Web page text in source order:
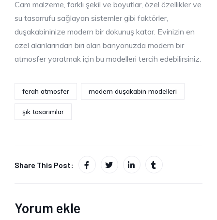
Cam malzeme, farklı şekil ve boyutlar, özel özellikler ve
su tasarrufu sağlayan sistemler gibi faktörler,
duşakabininize modern bir dokunuş katar. Evinizin en
özel alanlarından biri olan banyonuzda modern bir
atmosfer yaratmak için bu modelleri tercih edebilirsiniz.
ferah atmosfer modern duşakabin modelleri
şık tasarımlar
Share This Post:
Yorum ekle